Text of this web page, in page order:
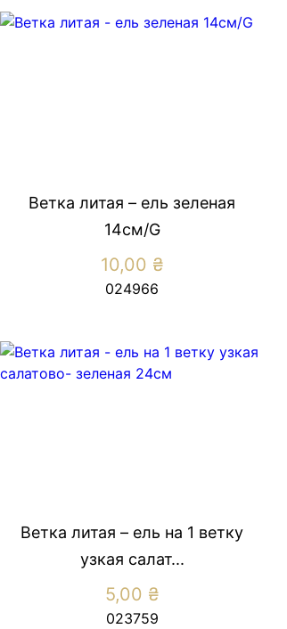
Ветка литая – ель зеленая
14см/G
10,00 ₴
024966
Ветка литая – ель на 1 ветку
узкая салат...
5,00 ₴
023759